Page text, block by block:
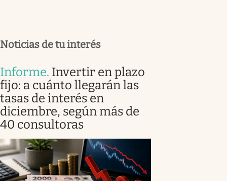
Noticias de tu interés
Informe. Invertir en plazo
fijo: a cuánto llegarán las
tasas de interés en
diciembre, según más de
40 consultoras